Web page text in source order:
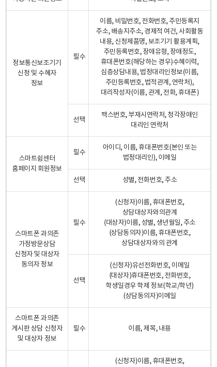
정보통신보조기기
신청 및 수혜자
정보
필수
이름, 비밀번호, 전화번호, 주민등록지
주소, 배송지주소, 경제적 여건, 사회활동
내용, 신청제품명, 보조기기 활용계획,
주민등록번호, 장애유형, 장애정도,
휴대폰번호(해당하는 경우)수혜이력,
심층상담내용, 법정대리인정보(이름,
주민등록번호, 법적관계, 연락처),
대리작성자(이름, 관계, 전화, 휴대폰)
선택
팩스번호, 부재시연락처, 청각장애인
대리인 연락처
스마트쉼센터
홈페이지 회원정보
필수
아이디, 이름, 휴대폰번호(본인 또는
법정대리인), 이메일
선택 성별, 전화번호, 주소
스마트폰 과의존
가정방문상담
신청자 및 대상자
동의자 정보
필수
(신청자)이름, 휴대폰번호,
상담대상자와의관계
(대상자)이름, 성별, 생년월일, 주소
(상담동의자)이름, 휴대폰번호,
상담대상자와의 관계
선택
(신청자)유선전화번호, 이메일
(대상자)휴대폰번호, 전화번호,
학생일경우 학제 정보(학교/학년)
(상담동의자)이메일
스마트폰 과의존
게시판 상담 신청자
및 대상자 정보
필수 이름, 제목, 내용
(신청자)이름, 휴대폰번호,